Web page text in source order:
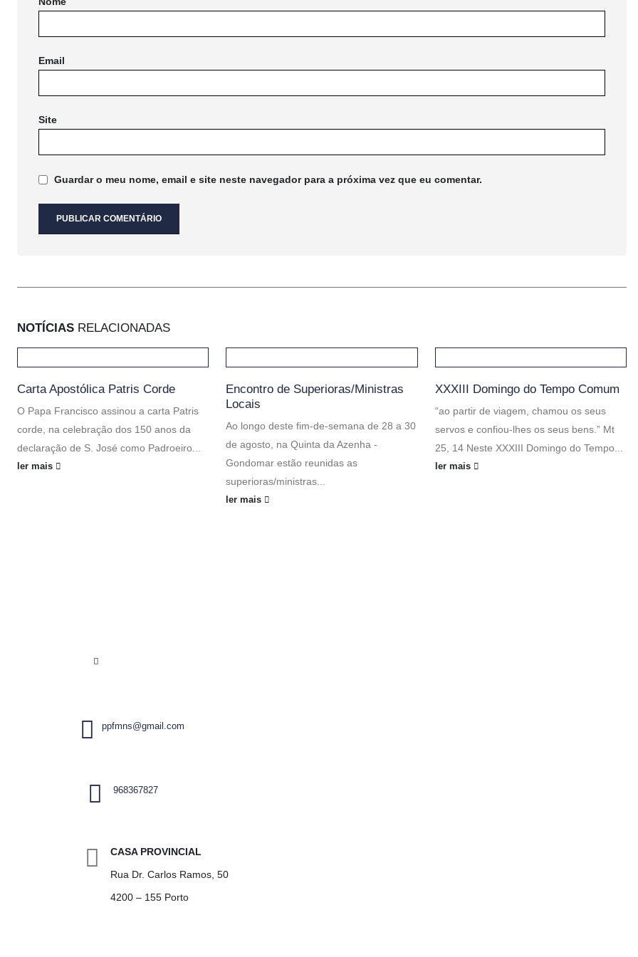
Email
Site
Guardar o meu nome, email e site neste navegador para a próxima vez que eu comentar.
NOTÍCIAS RELACIONADAS
Carta Apostólica Patris Corde
O Papa Francisco assinou a carta Patris
corde, na celebração dos 150 anos da
declaração de S. José como Padroeiro...
ler mais
Encontro de Superioras/Ministras
Locais
Ao longo deste fim-de-semana de 28 a 30
de agosto, na Quinta da Azenha -
Gondomar estão reunidas as
superioras/ministras...
ler mais
XXXIII Domingo do Tempo Comum
“ao partir de viagem, chamou os seus
servos e confiou-lhes os seus bens.” Mt
25, 14 Neste XXXIII Domingo do Tempo...
ler mais
ppfmns@gmail.com
968367827
CASA PROVINCIAL
Rua Dr. Carlos Ramos, 50
4200 – 155 Porto